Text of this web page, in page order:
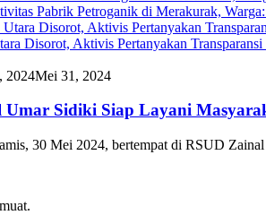
Pabrik Petroganik di Merakurak,
Disorot, Aktivis Pertanyakan
2024Mei 31, 2024
Sidiki Siap Layani
30 Mei 2024, bertempat di RSUD